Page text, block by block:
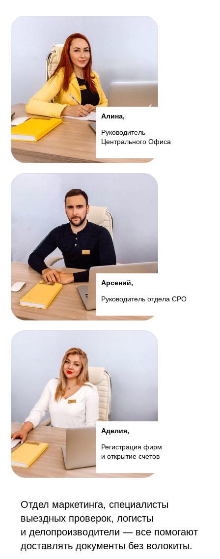
Алина,
Руководитель
Центрального Офиса
Арсений,
Руководитель отдела СРО
Аделия,
Регистрация фирм
и открытие счетов
Отдел маркетинга, специалисты
выездных проверок, логисты
и делопроизводители — все помогают
доставлять документы без волокиты.